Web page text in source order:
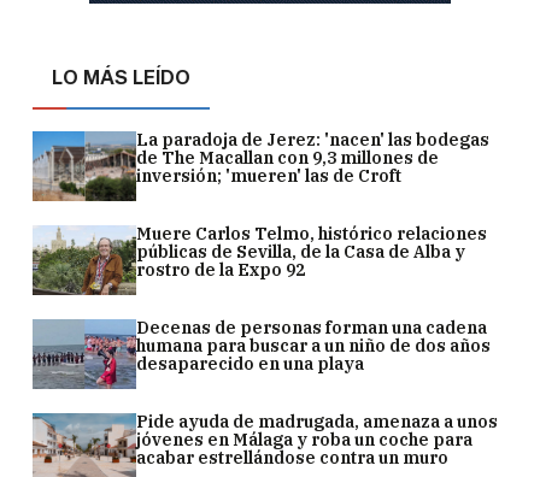
LO MÁS LEÍDO
La paradoja de Jerez: 'nacen' las bodegas
de The Macallan con 9,3 millones de
inversión; 'mueren' las de Croft
Muere Carlos Telmo, histórico relaciones
públicas de Sevilla, de la Casa de Alba y
rostro de la Expo 92
Decenas de personas forman una cadena
humana para buscar a un niño de dos años
desaparecido en una playa
Pide ayuda de madrugada, amenaza a unos
jóvenes en Málaga y roba un coche para
acabar estrellándose contra un muro